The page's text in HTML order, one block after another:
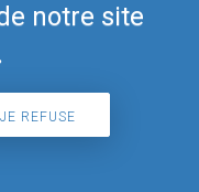
notre site
JE REFUSE
Vie
Back to top